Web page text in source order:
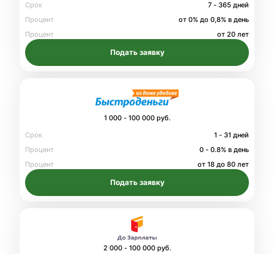
Срок
7 - 365 дней
Процент
от 0% до 0,8% в день
Процент
от 20 лет
Подать заявку
1 000 - 100 000 руб.
Срок
1 - 31 дней
Процент
0 - 0.8% в день
Процент
от 18 до 80 лет
Подать заявку
2 000 - 100 000 руб.